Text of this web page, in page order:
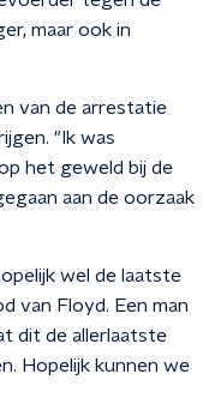
maar ook in
van de arrestatie
"Ik was
het geweld bij de
aan de oorzaak
wel de laatste
van Floyd. Een man
dit de allerlaatste
Hopelijk kunnen we